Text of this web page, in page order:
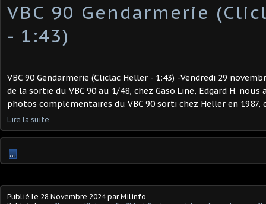
VBC 90 Gendarmerie
- 1:43)
VBC 90 Gendarmerie (Cliclac Heller - 1:43) -Vendredi 29
de la sortie du VBC 90 au 1/48, chez Gaso.Line, Edgard H. nous
photos complémentaires du VBC 90 sorti chez Heller en 1987,
Lire la suite
…
Publié le 28 Novembre 2024par Milinfo